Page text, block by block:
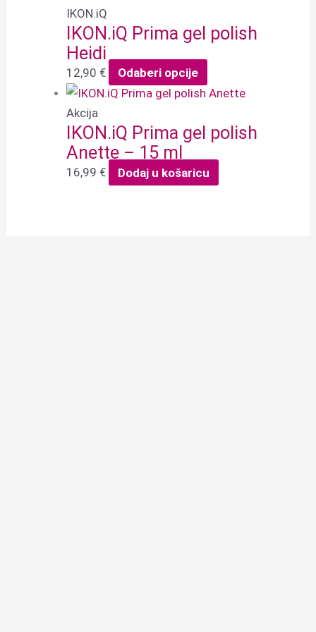
IKON.iQ
IKON.iQ Prima gel polish
Heidi
12,90 € Odaberi opcije
Akcija
IKON.iQ Prima gel polish
Anette – 15 ml
16,99 € Dodaj u košaricu